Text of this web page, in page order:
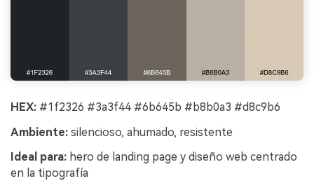
HEX: #1f2326 #3a3f44 #6b645b #b8b0a3 #d8c9b6
Ambiente: silencioso, ahumado, resistente
Ideal para: hero de landing page y diseño web centrado
en la tipografía